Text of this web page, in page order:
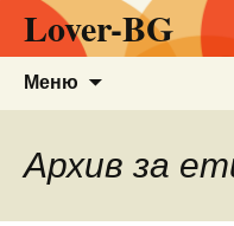
Lover-BG
Меню
Архив за